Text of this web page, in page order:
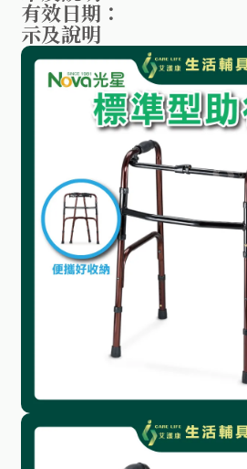
有效日期： 詳
示及說明